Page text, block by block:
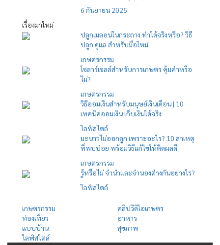
6 กันยายน 2025
เรื่องมาใหม่
ปลูกเมลอนในกระถาง ทำได้จริงหรือ? วิธี
ปลูก ดูแล สำหรับมือใหม่
เกษตรกรรม
โซลาร์เซลล์สำหรับการเกษตร คุ้มค่าหรือ
ไม่?
เกษตรกรรม
วิธีออมเงินสำหรับมนุษย์เงินเดือน | 10
เทคนิคออมเงิน เก็บเงินได้จริง
ไลฟ์สไตล์
มะนาวไม่ออกลูก เพราะอะไร? 10 สาเหตุ
ที่พบบ่อย พร้อมวิธีแก้ไขให้ติดผลดี
เกษตรกรรม
รู้หรือไม่ จำนำและจำนองต่างกันอย่างไร?
ไลฟ์สไตล์
เกษตรกรรม
คลิปวีดีโอเกษตร
ท่องเที่ยว
อาหาร
แบบบ้าน
สุขภาพ
ไลฟ์สไตล์